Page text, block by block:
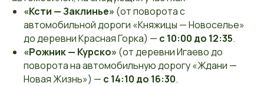
«Ксти — Заклинье» (от поворота с
автомобильной дороги «Княжицы — Новоселье»
до деревни Красная Горка) — с 10:00 до 12:35.
«Рожник — Курско» (от деревни Игаево до
поворота на автомобильную дорогу «Ждани —
Новая Жизнь») — с 14:10 до 16:30.